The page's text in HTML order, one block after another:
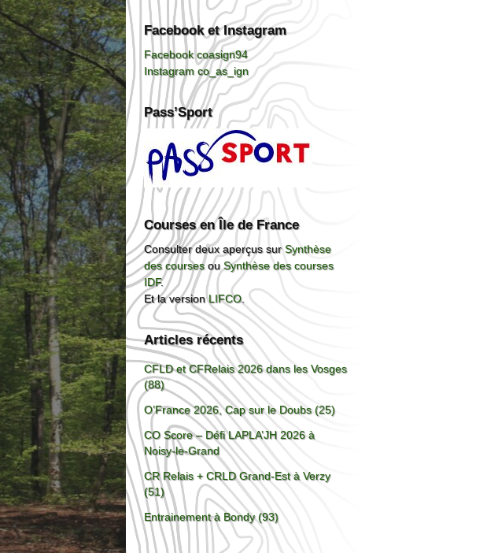
Facebook et Instagram
Facebook coasign94
Instagram co_as_ign
Pass’Sport
Courses en Île de France
Consulter deux aperçus surSynthèse
des coursesouSynthèse des courses
IDF.
Et la versionLIFCO.
Articles récents
CFLD et CFRelais 2026 dans les Vosges
(88)
O’France 2026, Cap sur le Doubs (25)
CO Score – Défi LAPLA’JH 2026 à
Noisy-le-Grand
CR Relais + CRLD Grand-Est à Verzy
(51)
Entrainement à Bondy (93)